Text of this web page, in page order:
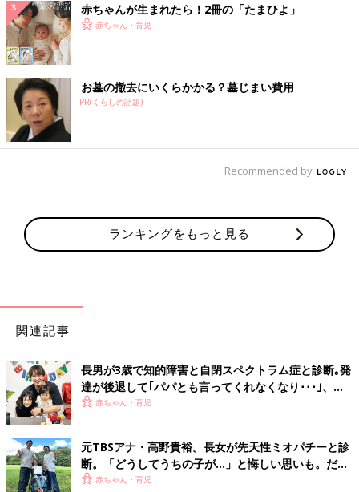
したが、誕生前の肌着の水通しをしたときが印象深いです。もの
すっごく小さいハンガーに干された赤ちゃんの洋服が風に揺れて
いるんです。それを見たとき、とっても幸せを感じました。
赤ちゃんが誕生した日は、仕事がオフの理想的な日
だった
ライブ中のこっちのけんとさん。（溝口元海 @p1nkno1se COUNTER COLOR）
――日に日に大きくなっていく奥さまのおなかを見て、どんなこ
とを感じましたか？
こっちのけんと 妻に出会ってから結婚して妊娠するまで、妻が
赤ちゃんが生まれたら！2冊の「たまひよ」
赤ちゃん・育児
お墓の撤去にいくらかかる？墓じまい費用
PR(くらしの話題)
Recommended by
ランキングをもっと見る
関連記事
長男が3歳で知的障害と自閉スペクトラム症と診断｡発
達が後退して｢パパとも言ってくれなくなり･･･｣、元
プロバスケ選手･岡田優介
赤ちゃん・育児
元TBSアナ・高野貴裕。長女が先天性ミオパチーと診
断。「どうしてうちの子が…」と悔しい思いも。だか
らこそ、娘との時間を全力で楽しみたい
赤ちゃん・育児